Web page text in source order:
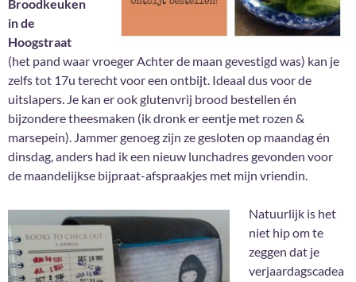
Broodkeuken
in de
Hoogstraat
(het pand waar vroeger Achter de maan gevestigd was) kan je
zelfs tot 17u terecht voor een ontbijt. Ideaal dus voor de
uitslapers. Je kan er ook glutenvrij brood bestellen én
bijzondere theesmaken (ik dronk er eentje met rozen &
marsepein). Jammer genoeg zijn ze gesloten op maandag én
dinsdag, anders had ik een nieuw lunchadres gevonden voor
de maandelijkse bijpraat-afspraakjes met mijn vriendin.
Natuurlijk is het
niet hip om te
zeggen dat je
verjaardagscadea